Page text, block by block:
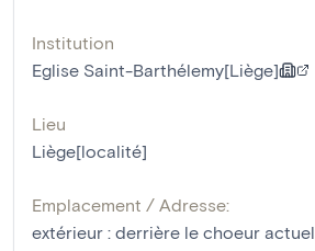
Institution
Eglise Saint-Barthélemy[Liège]
Lieu
Liège[localité]
Emplacement / Adresse:
extérieur : derrière le choeur actuel